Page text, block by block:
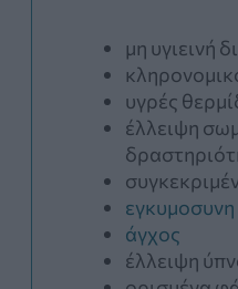
μη υγιεινή
υγρές
έλλειψη
εγκυμοσυνη
άγχος
έλλειψη